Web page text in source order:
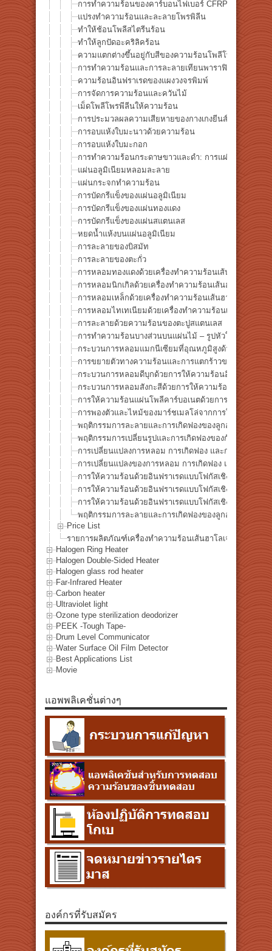
การทำความร้อนของคาร์บอนไฟเบอร์ CFRP
แปรงทำความร้อนและละลายโพรพิลีน
ทำให้ช้อนโพลีสไตรีนร้อน
ทำให้ลูกปัดอะคริลิคร้อน
ความแตกต่างขึ้นอยู่กับสีของความร้อนโพลีโพรพีลีน
การทำความร้อนและการละลายเทียนพาราฟิน
ความร้อนอินฟราเรดของแผงวงจรพิมพ์
การจัดการความร้อนและควันไม้
เม็ดโพลีโพรพีลีนให้ความร้อน
การประมวลผลความเสียหายของกางเกงยีนส์โดยการให้
การอบแห้งใบมะนาวด้วยความร้อน
การอบแห้งใบมะกอก
การทำความร้อนกระดาษขาวและดำ: การแผ่รังสีที่แตกต่
แผ่นอลูมิเนียมหลอมละลาย
แผ่นกระจกทำความร้อน
การบัดกรีแข็งของแผ่นอลูมิเนียม
การบัดกรีแข็งของแผ่นทองแดง
การบัดกรีแข็งของแผ่นสแตนเลส
หยดน้ำแห้งบนแผ่นอลูมิเนียม
การละลายของบิสมัท
การละลายของตะกั่ว
การหลอมทองแดงด้วยเครื่องทำความร้อนเส้นฮาโลเจน:
การหลอมนิกเกิลด้วยเครื่องทำความร้อนเส้นฮาโลเจน:
การหลอมเหล็กด้วยเครื่องทำความร้อนเส้นฮาโลเจน: ก
การหลอมไทเทเนียมด้วยเครื่องทำความร้อนเส้นฮาโลเ
การละลายด้วยความร้อนของตะปูสแตนเลส
การทำความร้อนบางส่วนบนแผ่นไม้ – รูปหัวใจ ♥
กระบวนการหลอมแมกนีเซียมที่อุณหภูมิสูงด้วยการให้คว
การขยายตัวทางความร้อนและการแตกร้าวของกระจกภ
กระบวนการหลอมดีบุกด้วยการให้ความร้อนอินฟราเรดที่
กระบวนการหลอมสังกะสีด้วยการให้ความร้อนอินฟราเร
การให้ความร้อนแผ่นโพลีคาร์บอเนตด้วยการให้ความร้อ
การพองตัวและไหม้ของมาร์ชเมลโล่จากการให้ความร้อน
พฤติกรรมการละลายและการเกิดฟองของลูกอมแข็งภายใ
พฤติกรรมการเปลี่ยนรูปและการเกิดฟองของกัมมี่ภายใต้ก
การเปลี่ยนแปลงการหลอม การเกิดฟอง และการไหม้ขอ
การเปลี่ยนแปลงของการหลอม การเกิดฟอง และการไหม้
การให้ความร้อนด้วยอินฟราเรดแบบโฟกัสเชิงเส้น | การ
การให้ความร้อนด้วยอินฟราเรดแบบโฟกัสเชิงเส้น | การ
การให้ความร้อนด้วยอินฟราเรดแบบโฟกัสเชิงเส้น | การ
พฤติกรรมการละลายและการเกิดฟองของลูกอมแข็งภายใ
Price List
รายการผลิตภัณฑ์เครื่องทำความร้อนเส้นฮาโลเจน
Halogen Ring Heater
Halogen Double-Sided Heater
Halogen glass rod heater
Far-Infrared Heater
Carbon heater
Ultraviolet light
Ozone type sterilization deodorizer
PEEK -Tough Tape-
Drum Level Communicator
Water Surface Oil Film Detector
Best Applications List
Movie
แอพพลิเคชั่นต่างๆ
องค์กรที่รับสมัคร